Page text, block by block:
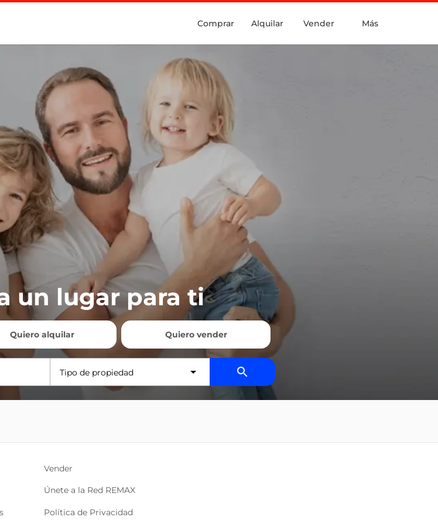
Comprar Alquilar Vender Más
un lugar para ti
Quiero alquilar Quiero vender
Tipo de propiedad
Vender
Únete a la Red REMAX
Política de Privacidad